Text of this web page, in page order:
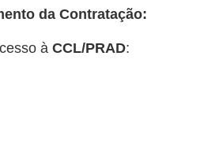
da Contratação:
à CCL/PRAD: